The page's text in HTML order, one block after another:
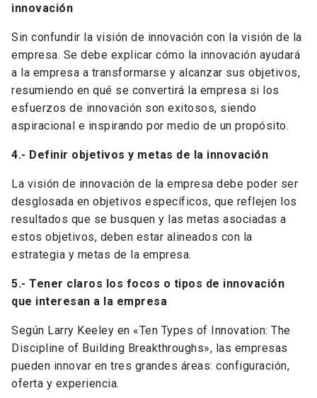
innovación
Sin confundir la visión de innovación con la visión de la
empresa. Se debe explicar cómo la innovación ayudará
a la empresa a transformarse y alcanzar sus objetivos,
resumiendo en qué se convertirá la empresa si los
esfuerzos de innovación son exitosos, siendo
aspiracional e inspirando por medio de un propósito.
4.- Definir objetivos y metas de la innovación
La visión de innovación de la empresa debe poder ser
desglosada en objetivos específicos, que reflejen los
resultados que se busquen y las metas asociadas a
estos objetivos, deben estar alineados con la
estrategia y metas de la empresa.
5.- Tener claros los focos o tipos de innovación
que interesan a la empresa
Según Larry Keeley en «Ten Types of Innovation: The
Discipline of Building Breakthroughs», las empresas
pueden innovar en tres grandes áreas: configuración,
oferta y experiencia.